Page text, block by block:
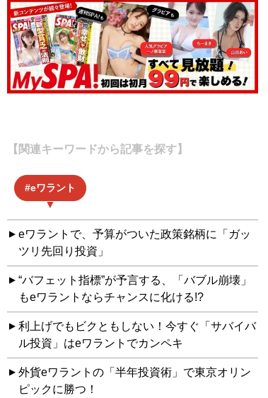
【関連キーワードから記事を探す】
eワラント
eワラントで、予算がついた政策銘柄に「ガッ
ツリ先回り投資」
“バフェット指標”が予言する、「バブル崩壊」
もeワラントならチャンスに化ける!?
利上げでもビクともしない！今すぐ「サバイバ
ル投資」はeワラントでカンペキ
外貨eワラントの「半年投資術」で東京オリン
ピックに勝つ！